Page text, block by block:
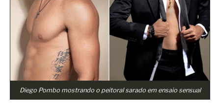
Depois
Superação
Fisiculturismo
Anabolizantes
Suplementação
Diego Pombo mostrando o peitoral sarado em ensaio sensual